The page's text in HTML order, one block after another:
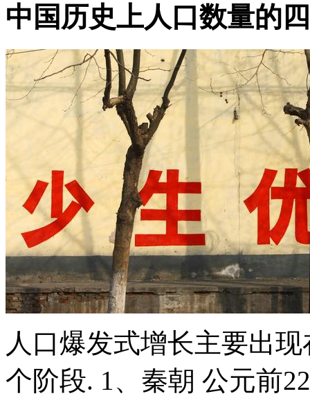
中国历史上人口数量的
人口爆发式增长主要出
个阶段. 1、秦朝 公元前